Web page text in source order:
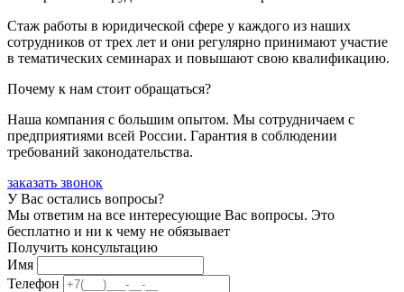
Стаж работы в юридической сфере у каждого из наших
сотрудников от трех лет и они регулярно принимают участие
в тематических семинарах и повышают свою квалификацию.
Почему к нам стоит обращаться?
Наша компания с большим опытом. Мы сотрудничаем с
предприятиями всей России. Гарантия в соблюдении
требований законодательства.
заказать звонок
У Вас остались вопросы?
Мы ответим на все интересующие Вас вопросы. Это
бесплатно и ни к чему не обязывает
Получить консультацию
Имя
Телефон